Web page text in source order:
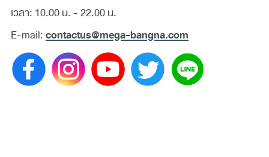
เวลา: 10.00 น. - 22.00 น.
E-mail:contactus@mega-bangna.com